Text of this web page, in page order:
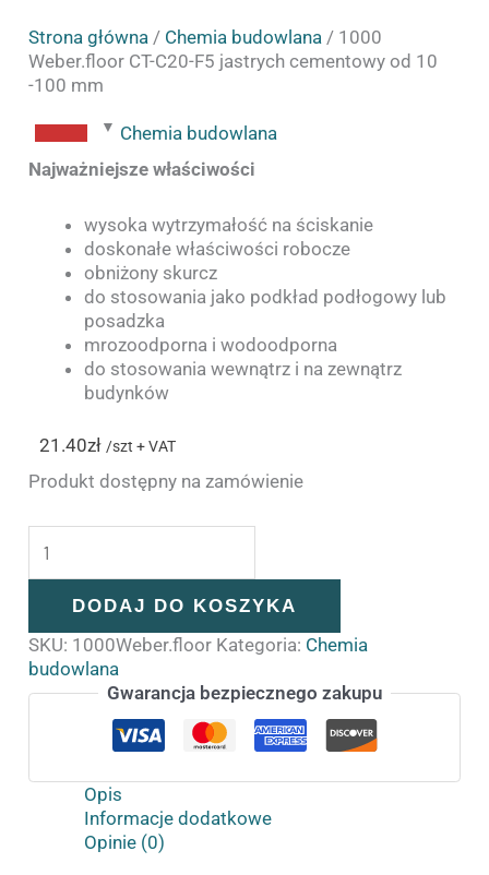
Strona główna / Chemia budowlana / 1000
Weber.floor CT-C20-F5 jastrych cementowy od 10
-100 mm
Chemia budowlana
Najważniejsze właściwości
wysoka wytrzymałość na ściskanie
doskonałe właściwości robocze
obniżony skurcz
do stosowania jako podkład podłogowy lub
posadzka
mrozoodporna i wodoodporna
do stosowania wewnątrz i na zewnątrz
budynków
21.40zł /szt + VAT
Produkt dostępny na zamówienie
DODAJ DO KOSZYKA
SKU: 1000Weber.floor Kategoria: Chemia
budowlana
Gwarancja bezpiecznego zakupu
Opis
Informacje dodatkowe
Opinie (0)